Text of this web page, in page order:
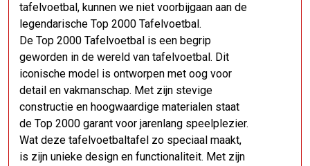
tafelvoetbal, kunnen we niet voorbijgaan aan de
legendarische Top 2000 Tafelvoetbal.
De Top 2000 Tafelvoetbal is een begrip
geworden in de wereld van tafelvoetbal. Dit
iconische model is ontworpen met oog voor
detail en vakmanschap. Met zijn stevige
constructie en hoogwaardige materialen staat
de Top 2000 garant voor jarenlang speelplezier.
Wat deze tafelvoetbaltafel zo speciaal maakt,
is zijn unieke design en functionaliteit. Met zijn